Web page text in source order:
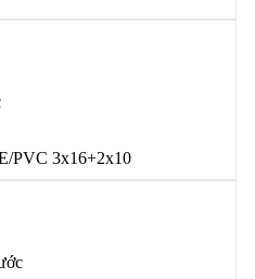
PVC 3x16+2x10